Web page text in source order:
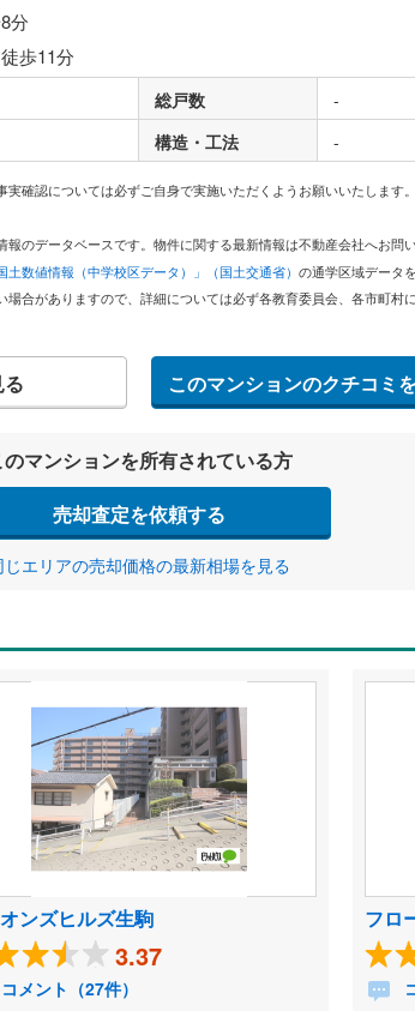
分
歩11分
総戸数
-
構造・工法 -
確認については必ずご自身で実施いただくようお願いいたします。
のデータベースです。物件に関する最新情報は不動産会社へお問い
土数値情報（中学校区データ）」（国土交通省） の通学区域データ
合がありますので、詳細については必ず各教育委員会、各市町村に
このマンションのクチコミ
のマンションを所有されている方
売却査定を依頼する
じエリアの売却価格の最新相場を見る
ンズヒルズ生駒
3.37
コメント（27件）
フロ